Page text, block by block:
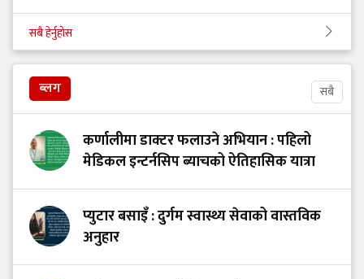
सबै हेर्नुहोस
ब्लग सबै
कर्णालीमा डाक्टर फलाउने अभियान : पहिलो
मेडिकल इन्टर्नसिप ब्याचको ऐतिहासिक यात्रा
प्युटार बसाइँ : दुर्गम स्वास्थ्य सेवाको वास्तविक
अनुहार